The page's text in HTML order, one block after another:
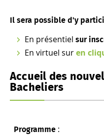
Il sera possible d'y
En présentiel sur
En virtuel suren
Accueil des
Bacheliers
Programme :